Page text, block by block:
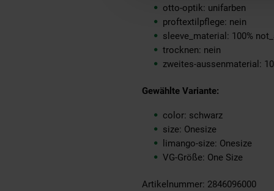
otto-optik: unifarben
proftextilpflege: nein
sleeve_material: 100%
trocknen: nein
zweites-aussenmaterial:
Gewählte Variante:
color: schwarz
size: Onesize
limango-size: Onesize
VG-Größe: One Size
Artikelnummer: 2846096000